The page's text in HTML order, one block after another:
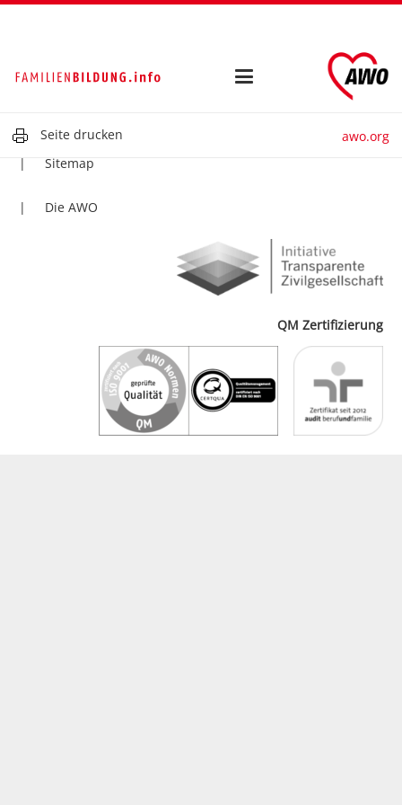
Seite drucken awo.org
Impressum
Sitemap
Die AWO
QM Zertifizierung